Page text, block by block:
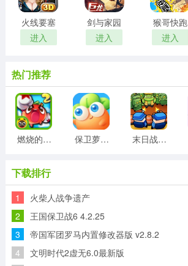
火线要塞
进入
剑与家园
进入
猴哥快跑
进入
热门推荐
燃烧的蔬菜2正版 保卫萝卜3最新版 末日战线最新版
下载排行
1 火柴人战争遗产
2 王国保卫战6 4.2.25
3 帝国军团罗马内置修改器版 v2.8.2
4 文明时代2虚无6.0最新版